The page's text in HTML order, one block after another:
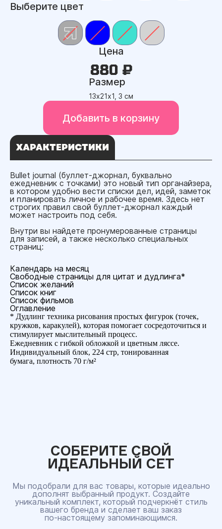
Выберите цвет
Цена
880 ₽
Размер
13х21х1, 3 см
Добавить в корзину
ХАРАКТЕРИСТИКИ
Bullet journal (буллет-джорнал, буквально
ежедневник с точками) это новый тип органайзера,
в котором удобно вести списки дел, идей, заметок
и планировать личное и рабочее время. Здесь нет
строгих правил свой буллет-джорнал каждый
может настроить под себя.
Внутри вы найдете пронумерованные страницы
для записей, а также несколько специальных
страниц:
Календарь на месяц
Свободные страницы для цитат и дудлинга*
Список желаний
Список книг
Список фильмов
Оглавление
* Дудлинг техника рисования простых фигурок (точек,
кружков, каракулей), которая помогает сосредоточиться и
стимулирует мыслительный процесс.
Ежедневник с гибкой обложкой и цветным ляссе.
Индивидуальный блок, 224 стр, тонированная
бумага, плотность 70 г/м²
СОБЕРИТЕ СВОЙ
ИДЕАЛЬНЫЙ СЕТ
Мы подобрали для вас товары, которые идеально
дополнят выбранный продукт. Создайте
уникальный комплект, который подчеркнёт стиль
вашего бренда и сделает ваш заказ
по‑настоящему запоминающимся.